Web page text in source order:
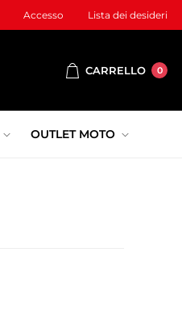
Accesso Lista dei desideri
CARRELLO 0
OUTLET MOTO